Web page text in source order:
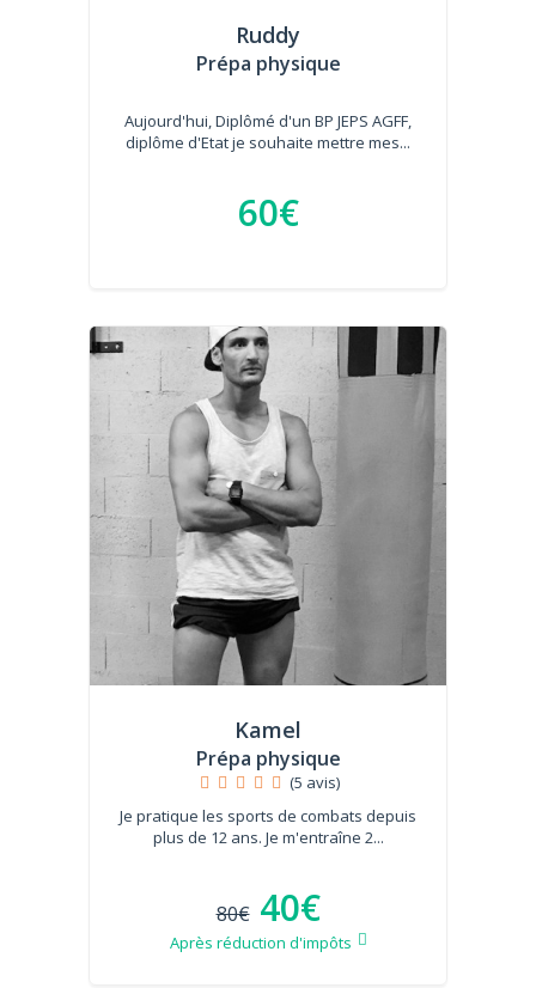
Ruddy
Prépa physique
Aujourd'hui, Diplômé d'un BP JEPS AGFF,
diplôme d'Etat je souhaite mettre mes...
60€
Kamel
Prépa physique
(5 avis)
Je pratique les sports de combats depuis
plus de 12 ans. Je m'entraîne 2...
80€ 40€
Après réduction d'impôts